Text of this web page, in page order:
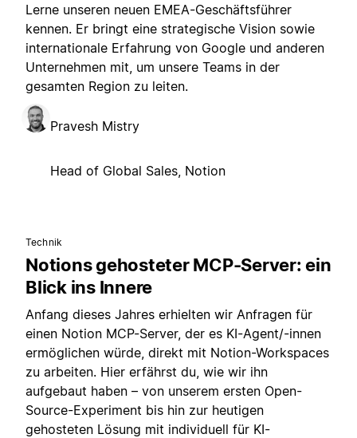
Lerne unseren neuen EMEA-Geschäftsführer
kennen. Er bringt eine strategische Vision sowie
internationale Erfahrung von Google und anderen
Unternehmen mit, um unsere Teams in der
gesamten Region zu leiten.
Pravesh Mistry
Head of Global Sales, Notion
Technik
Notions gehosteter MCP-Server: ein
Blick ins Innere
Anfang dieses Jahres erhielten wir Anfragen für
einen Notion MCP-Server, der es KI-Agent/-innen
ermöglichen würde, direkt mit Notion-Workspaces
zu arbeiten. Hier erfährst du, wie wir ihn
aufgebaut haben – von unserem ersten Open-
Source-Experiment bis hin zur heutigen
gehosteten Lösung mit individuell für KI-